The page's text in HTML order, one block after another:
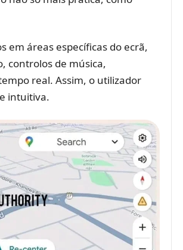
em áreas específicas do ecrã,
controlos de música,
real. Assim, o utilizador
intuitiva.